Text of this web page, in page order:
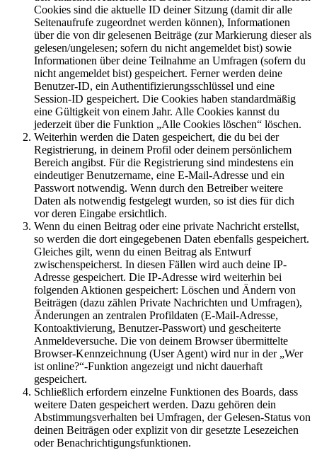
Cookies sind die aktuelle ID deiner Sitzung (damit dir alle
Seitenaufrufe zugeordnet werden können), Informationen
über die von dir gelesenen Beiträge (zur Markierung dieser als
gelesen/ungelesen; sofern du nicht angemeldet bist) sowie
Informationen über deine Teilnahme an Umfragen (sofern du
nicht angemeldet bist) gespeichert. Ferner werden deine
Benutzer-ID, ein Authentifizierungsschlüssel und eine
Session-ID gespeichert. Die Cookies haben standardmäßig
eine Gültigkeit von einem Jahr. Alle Cookies kannst du
jederzeit über die Funktion „Alle Cookies löschen“ löschen.
Weiterhin werden die Daten gespeichert, die du bei der
Registrierung, in deinem Profil oder deinem persönlichem
Bereich angibst. Für die Registrierung sind mindestens ein
eindeutiger Benutzername, eine E-Mail-Adresse und ein
Passwort notwendig. Wenn durch den Betreiber weitere
Daten als notwendig festgelegt wurden, so ist dies für dich
vor deren Eingabe ersichtlich.
Wenn du einen Beitrag oder eine private Nachricht erstellst,
so werden die dort eingegebenen Daten ebenfalls gespeichert.
Gleiches gilt, wenn du einen Beitrag als Entwurf
zwischenspeicherst. In diesen Fällen wird auch deine IP-
Adresse gespeichert. Die IP-Adresse wird weiterhin bei
folgenden Aktionen gespeichert: Löschen und Ändern von
Beiträgen (dazu zählen Private Nachrichten und Umfragen),
Änderungen an zentralen Profildaten (E-Mail-Adresse,
Kontoaktivierung, Benutzer-Passwort) und gescheiterte
Anmeldeversuche. Die von deinem Browser übermittelte
Browser-Kennzeichnung (User Agent) wird nur in der „Wer
ist online?“-Funktion angezeigt und nicht dauerhaft
gespeichert.
Schließlich erfordern einzelne Funktionen des Boards, dass
weitere Daten gespeichert werden. Dazu gehören dein
Abstimmungsverhalten bei Umfragen, der Gelesen-Status von
deinen Beiträgen oder explizit von dir gesetzte Lesezeichen
oder Benachrichtigungsfunktionen.